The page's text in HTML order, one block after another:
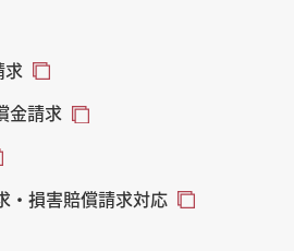
求
金請求
・損害賠償請求対応